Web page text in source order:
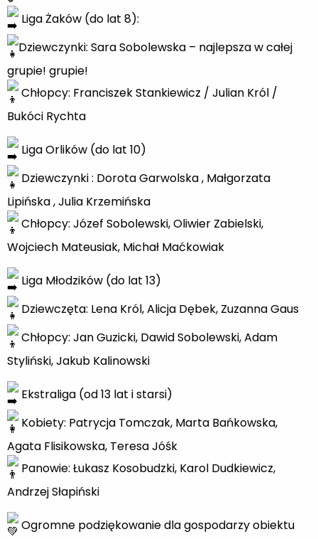
Liga Żaków (do lat 8):
Dziewczynki: Sara Sobolewska – najlepsza w całej
grupie! grupie!
Chłopcy: Franciszek Stankiewicz / Julian Król /
Bukóci Rychta
Liga Orlików (do lat 10)
Dziewczynki : Dorota Garwolska , Małgorzata
Lipińska , Julia Krzemińska
Chłopcy: Józef Sobolewski, Oliwier Zabielski,
Wojciech Mateusiak, Michał Maćkowiak
Liga Młodzików (do lat 13)
Dziewczęta: Lena Król, Alicja Dębek, Zuzanna Gaus
Chłopcy: Jan Guzicki, Dawid Sobolewski, Adam
Styliński, Jakub Kalinowski
Ekstraliga (od 13 lat i starsi)
Kobiety: Patrycja Tomczak, Marta Bańkowska,
Agata Flisikowska, Teresa Jóśk
Panowie: Łukasz Kosobudzki, Karol Dudkiewicz,
Andrzej Słapiński
Ogromne podziękowanie dla gospodarzy obiektu